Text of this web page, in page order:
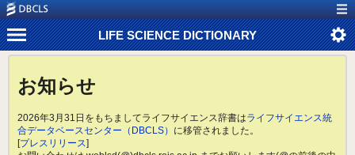
LIFE SCIENCE DICTIONARY
お知らせ
2026年3月31日をもちましてライフサイエンス辞書はライフサイエンス統
合データベースセンター（DBCLS） に移管されました。
[プレスリリース]